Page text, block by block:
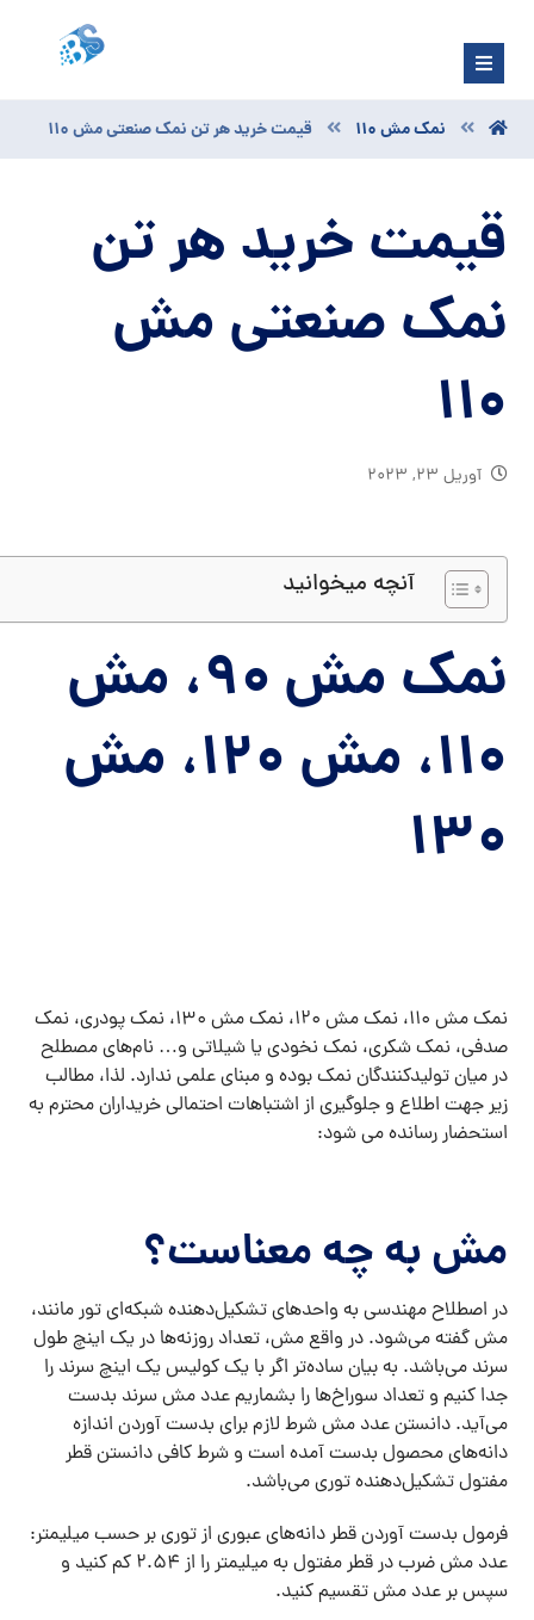
نمک مش 110 قیمت خرید هر تن نمک صنعتی مش 110
قیمت خرید هر تن
نمک صنعتی مش
110
آوریل ۲۳, ۲۰۲۳
آنچه میخوانید
نمک مش 90، مش
110، مش 120، مش
130
نمک مش 110، نمک مش 120، نمک مش 130، نمک پودری، نمک
صدفی، نمک شکری، نمک نخودی یا شیلاتی و… نام‌های مصطلح
در میان تولیدکنندگان نمک بوده و مبنای علمی ندارد. لذا، مطالب
زیر جهت اطلاع و جلوگیری از اشتباهات احتمالی خریداران محترم به
استحضار رسانده می شود:
مش به چه معناست؟
در اصطلاح مهندسی به واحدهای تشکیل‌‌دهنده شبکه‌ای تور مانند،
مش گفته می‌شود. در واقع مش، تعداد روزنه‌ها در یک اینچ طول
سرند می‌باشد. به بیان ساده‌تر اگر با یک کولیس یک اینچ سرند را
جدا کنیم و تعداد سوراخ‌ها را بشماریم عدد مش سرند بدست
می‌آید. دانستن عدد مش شرط لازم برای بدست آوردن اندازه
دانه‌‌های محصول بدست آمده است و شرط کافی دانستن قطر
مفتول تشکیل‌دهنده توری می‌باشد.
فرمول بدست آوردن قطر دانه‌های عبوری از توری بر حسب میلیمتر:
عدد مش ضرب در قطر مفتول به میلیمتر را از 2.54 کم کنید و
سپس بر عدد مش تقسیم کنید.